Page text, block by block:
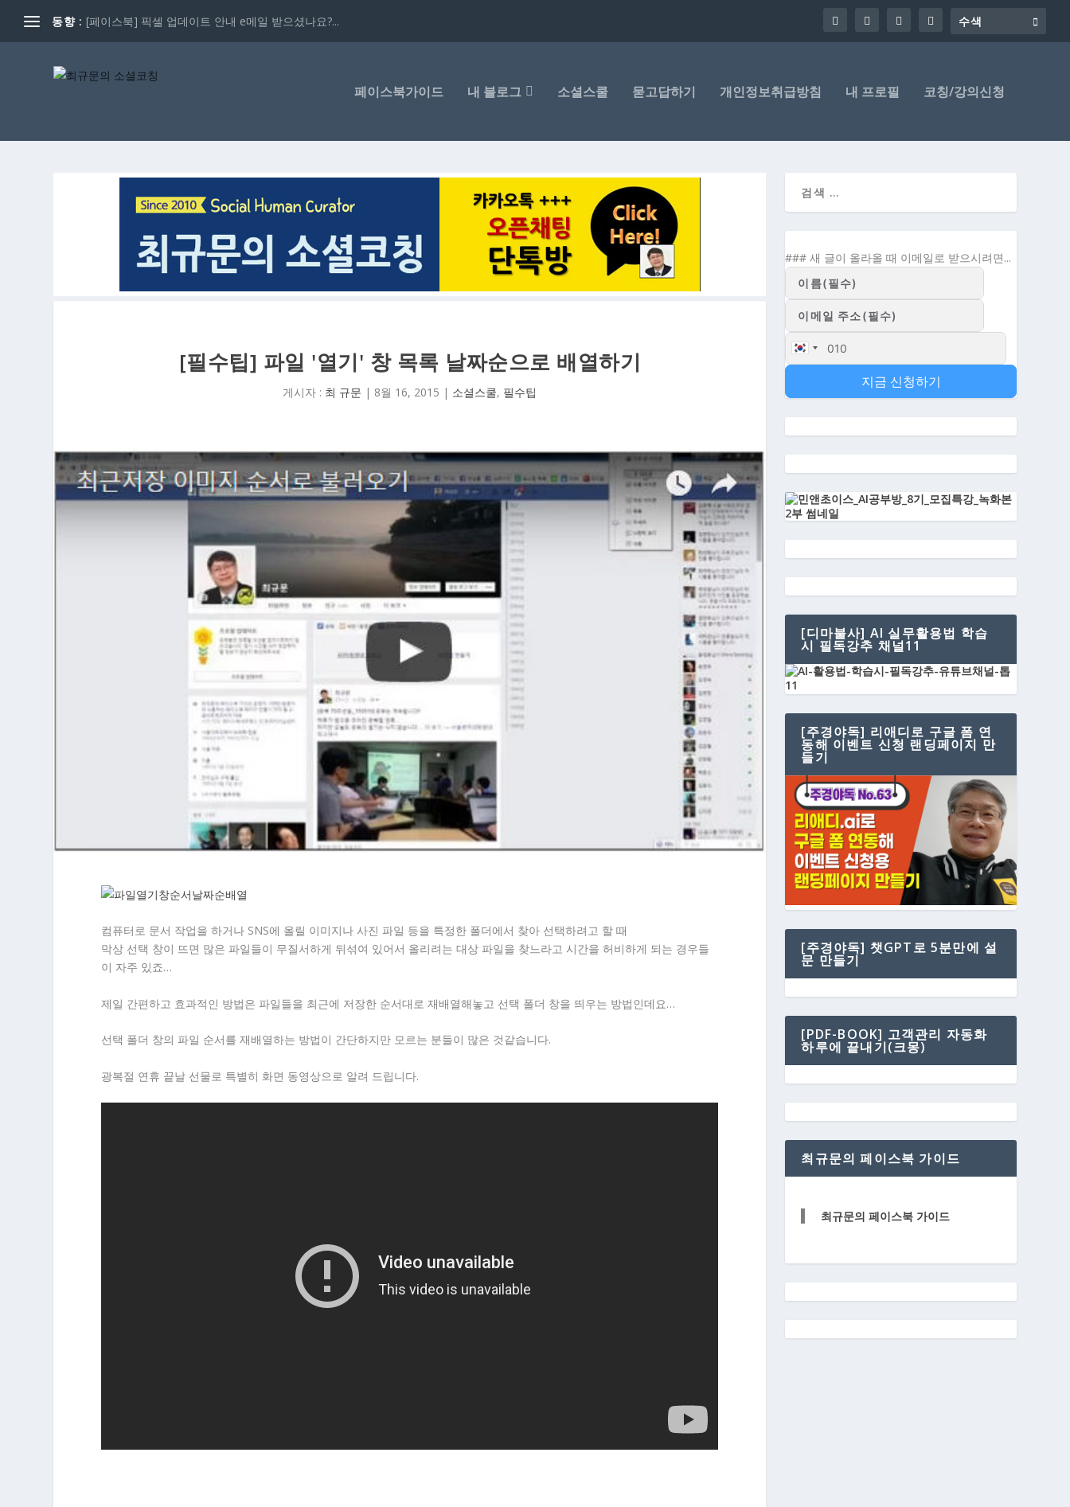
동향 : [페이스북] 픽셀 업데이트 안내 e메일 받으셨나요?...
페이스북가이드 내 블로그 소셜스쿨 묻고답하기 개인정보취급방침 내 프로필 코칭/강의신청
[필수팁] 파일 '열기' 창 목록 날짜순으로 배열하기
게시자 : 최 규문 | 8월 16, 2015 | 소셜스쿨, 필수팁
컴퓨터로 문서 작업을 하거나 SNS에 올릴 이미지나 사진 파일 등을 특정한 폴더에서 찾아 선택하려고 할 때
막상 선택 창이 뜨면 많은 파일들이 무질서하게 뒤섞여 있어서 올리려는 대상 파일을 찾느라고 시간을 허비하게 되는 경우들
이 자주 있죠…
제일 간편하고 효과적인 방법은 파일들을 최근에 저장한 순서대로 재배열해놓고 선택 폴더 창을 띄우는 방법인데요…
선택 폴더 창의 파일 순서를 재배열하는 방법이 간단하지만 모르는 분들이 많은 것같습니다.
광복절 연휴 끝날 선물로 특별히 화면 동영상으로 알려 드립니다.
### 새 글이 올라올 때 이메일로 받으시려면...
지금 신청하기
[디마불사] AI 실무활용법 학습
시 필독강추 채널11
[주경야독] 리애디로 구글 폼 연
동해 이벤트 신청 랜딩페이지 만
들기
[주경야독] 챗GPT로 5분만에 설
문 만들기
[PDF-BOOK] 고객관리 자동화
하루에 끝내기(크몽)
최규문의 페이스북 가이드
최규문의 페이스북 가이드